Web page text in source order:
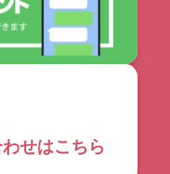
せはこちら